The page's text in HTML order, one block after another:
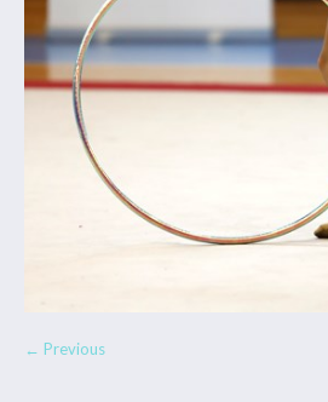
← Previous